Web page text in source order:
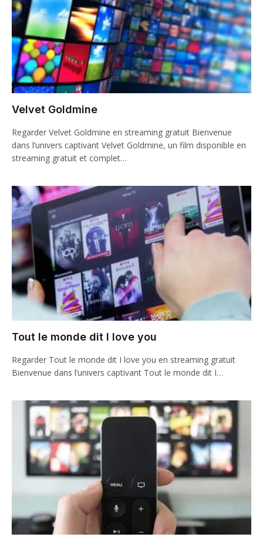
Velvet Goldmine
Regarder Velvet Goldmine en streaming gratuit Bienvenue
dans l’univers captivant Velvet Goldmine, un film disponible en
streaming gratuit et complet…
Tout le monde dit I love you
Regarder Tout le monde dit I love you en streaming gratuit
Bienvenue dans l’univers captivant Tout le monde dit I…